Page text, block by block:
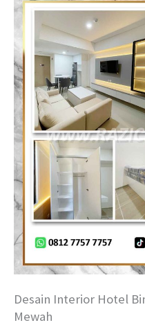
Desain Interior Hotel
Mewah